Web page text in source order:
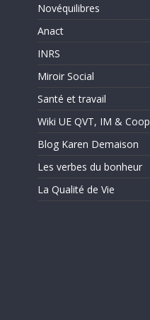
Novéquilibres
Anact
INRS
Miroir Social
Santé et travail
Wiki UE QVT, IM & Coop
Blog Karen Demaison
Les verbes du bonheur
La Qualité de Vie